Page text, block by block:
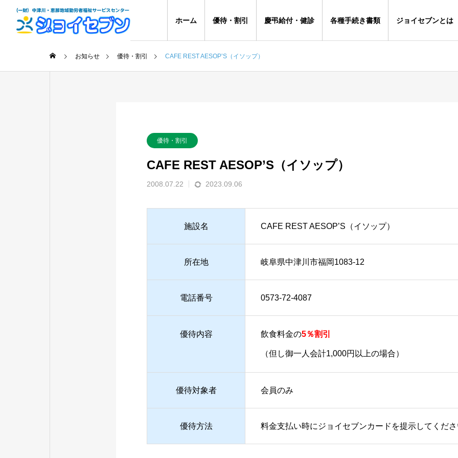
ホーム 優待・割引 慶弔給付・健診 各種手続き書類 ジョイセブンとは
お知らせ 優待・割引 CAFE REST AESOP’S（イソップ）
優待・割引
CAFE REST AESOP’S（イソップ）
2008.07.22 2023.09.06
施設名 CAFE REST AESOP’S（イソップ）
所在地 岐阜県中津川市福岡1083-12
電話番号 0573-72-4087
優待内容 飲食料金の5％割引
（但し御一人会計1,000円以上の場合）
優待対象者 会員のみ
優待方法 料金支払い時にジョイセブンカードを提示してくだ